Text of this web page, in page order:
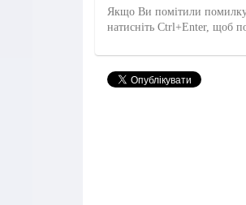
Якщо Ви помітили помилку,
натисніть Ctrl+Enter, щоб